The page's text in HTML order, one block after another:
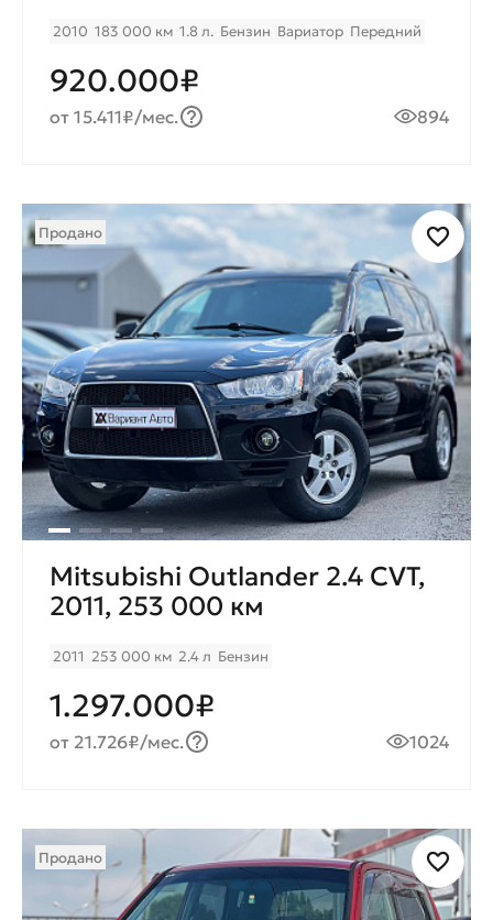
2010 183 000 км 1.8 л. Бензин Вариатор Передний
920.000₽
от 15.411₽/мес. 894
Продано
Mitsubishi Outlander 2.4 CVT,
2011, 253 000 км
2011 253 000 км 2.4 л Бензин
1.297.000₽
от 21.726₽/мес. 1024
Продано